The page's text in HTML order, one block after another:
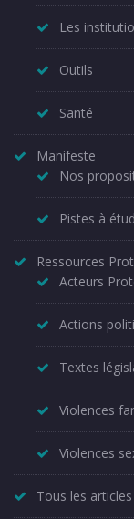
Les
Outils
Santé
Manifeste
Nos
Pistes à
Ressources
Acteurs
Actions
Textes
Violences
Violences
Tous les articles